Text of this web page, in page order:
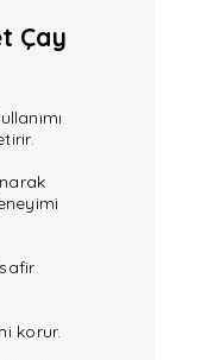
Çay
korur.